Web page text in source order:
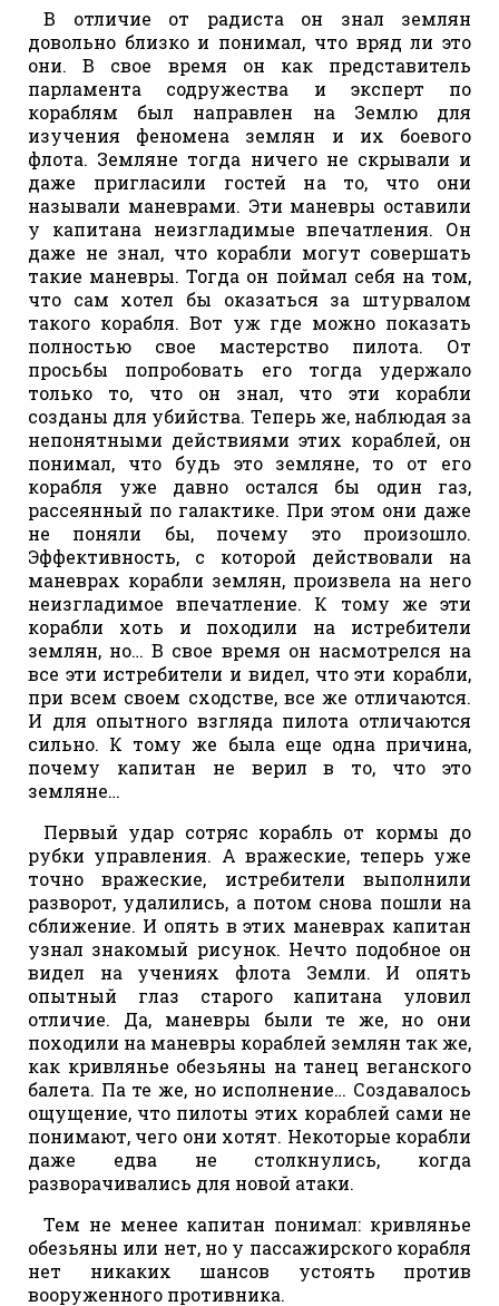
В отличие от радиста он знал землян
довольно близко и понимал, что вряд ли это
они. В свое время он как представитель
парламента содружества и эксперт по
кораблям был направлен на Землю для
изучения феномена землян и их боевого
флота. Земляне тогда ничего не скрывали и
даже пригласили гостей на то, что они
называли маневрами. Эти маневры оставили
у капитана неизгладимые впечатления. Он
даже не знал, что корабли могут совершать
такие маневры. Тогда он поймал себя на том,
что сам хотел бы оказаться за штурвалом
такого корабля. Вот уж где можно показать
полностью свое мастерство пилота. От
просьбы попробовать его тогда удержало
только то, что он знал, что эти корабли
созданы для убийства. Теперь же, наблюдая за
непонятными действиями этих кораблей, он
понимал, что будь это земляне, то от его
корабля уже давно остался бы один газ,
рассеянный по галактике. При этом они даже
не поняли бы, почему это произошло.
Эффективность, с которой действовали на
маневрах корабли землян, произвела на него
неизгладимое впечатление. К тому же эти
корабли хоть и походили на истребители
землян, но… В свое время он насмотрелся на
все эти истребители и видел, что эти корабли,
при всем своем сходстве, все же отличаются.
И для опытного взгляда пилота отличаются
сильно. К тому же была еще одна причина,
почему капитан не верил в то, что это
земляне…
Первый удар сотряс корабль от кормы до
рубки управления. А вражеские, теперь уже
точно вражеские, истребители выполнили
разворот, удалились, а потом снова пошли на
сближение. И опять в этих маневрах капитан
узнал знакомый рисунок. Нечто подобное он
видел на учениях флота Земли. И опять
опытный глаз старого капитана уловил
отличие. Да, маневры были те же, но они
походили на маневры кораблей землян так же,
как кривлянье обезьяны на танец веганского
балета. Па те же, но исполнение… Создавалось
ощущение, что пилоты этих кораблей сами не
понимают, чего они хотят. Некоторые корабли
даже едва не столкнулись, когда
разворачивались для новой атаки.
Тем не менее капитан понимал: кривлянье
обезьяны или нет, но у пассажирского корабля
нет никаких шансов устоять против
вооруженного противника.